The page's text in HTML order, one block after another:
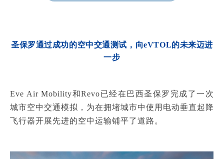
圣保罗通过成功的空中交通测试，向eVTOL的未来迈进
一步
Eve Air Mobility和Revo已经在巴西圣保罗完成了一次
城市空中交通模拟，为在拥堵城市中使用电动垂直起降
飞行器开展先进的空中运输铺平了道路。